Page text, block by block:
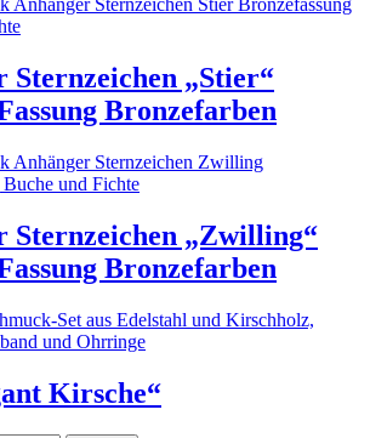
Sternzeichen „Stier“
Bronzefarben
Sternzeichen „Zwilling“
Bronzefarben
Kirsche“